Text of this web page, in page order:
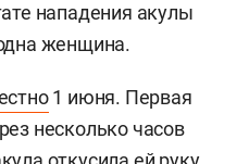
нападения акулы
женщина.
1 июня. Первая
несколько часов